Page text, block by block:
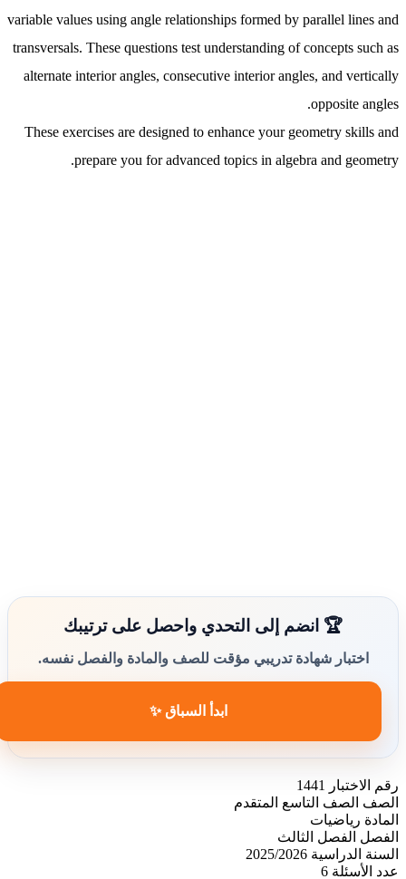
variable values using angle relationships formed by parallel lines and
transversals. These questions test understanding of concepts such as
alternate interior angles, consecutive interior angles, and vertically
opposite angles.
These exercises are designed to enhance your geometry skills and
prepare you for advanced topics in algebra and geometry.
🏆 انضم إلى التحدي واحصل على ترتيبك
اختبار شهادة تدريبي مؤقت للصف والمادة والفصل نفسه.
ابدأ السباق ✨
رقم الاختبار
1441
الصف
الصف التاسع المتقدم
المادة رياضيات
الفصل
الفصل الثالث
السنة الدراسية 2025/2026
عدد الأسئلة 6